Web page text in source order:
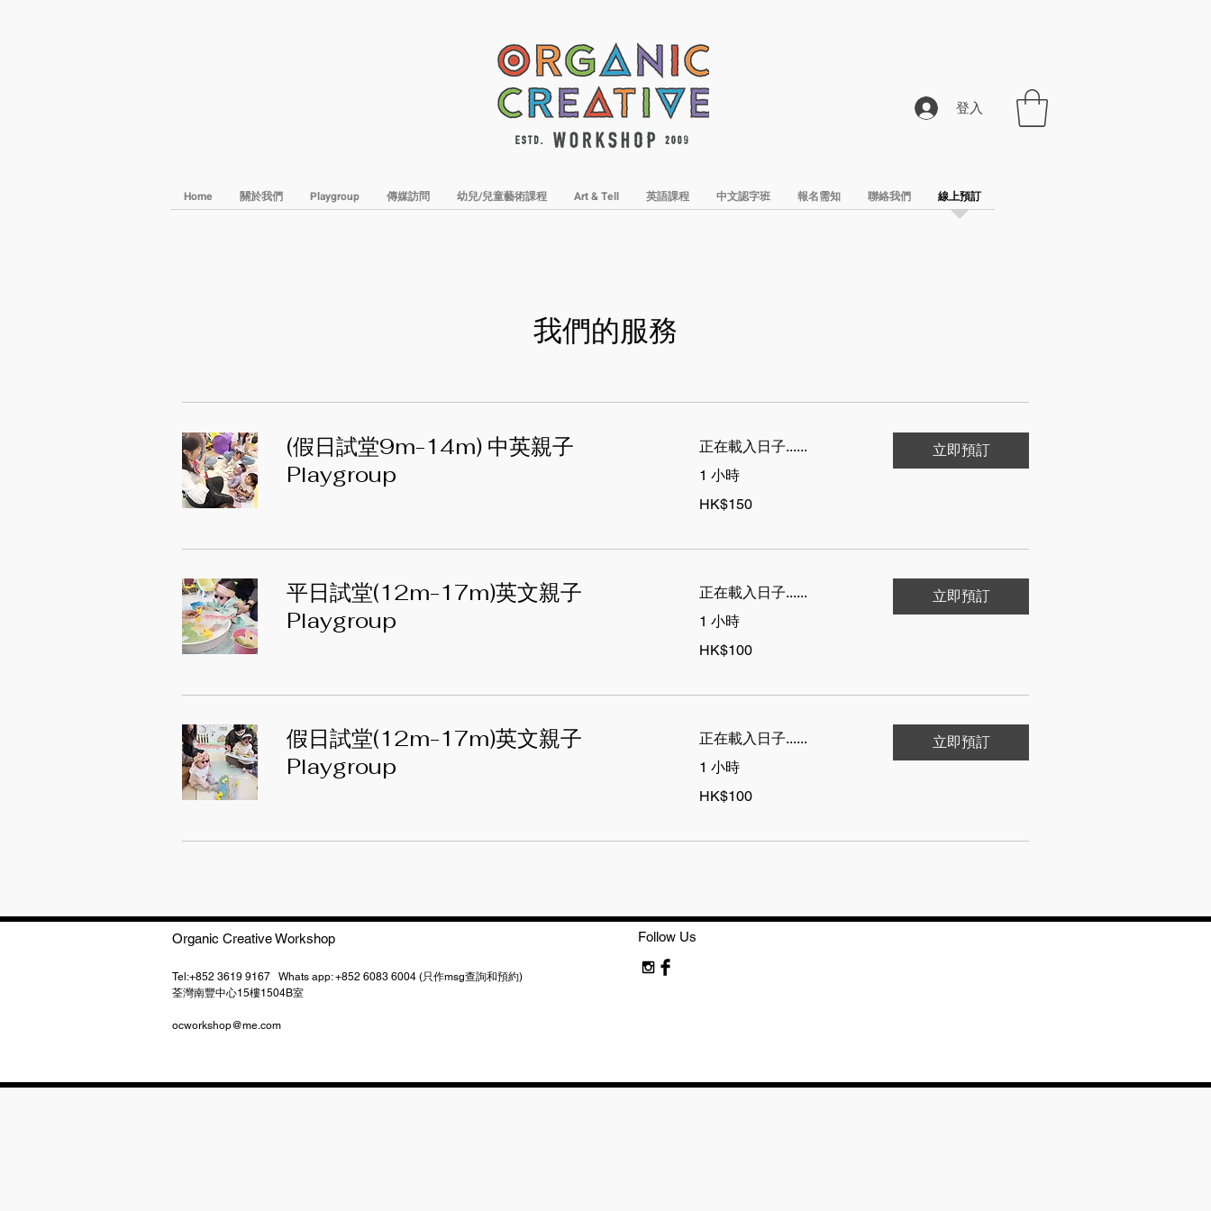
登入
Home 關於我們 Playgroup 傳媒訪問 幼兒/兒童藝術課程 Art & Tell 英語課程 中文認字班 報名需知 聯絡我們 線上預訂
我們的服務
(假日試堂9m-14m) 中英親子
Playgroup
正在載入日子......
1 小時
港
HK$150
立即預訂
平日試堂(12m-17m)英文親子
Playgroup
正在載入日子......
1 小時
港
HK$100
立即預訂
假日試堂(12m-17m)英文親子
Playgroup
正在載入日子......
1 小時
港
HK$100
立即預訂
Organic Creative Workshop
Tel:+852 3619 9167 Whats app: +852 6083 6004 (只作msg查詢和預約)
​荃灣南豐中心15樓1504B室
ocworkshop@me.com
Follow Us